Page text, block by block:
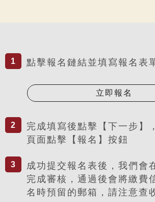
1 點擊報名鏈結並填寫報名表
立即報名
2
完成填寫後點擊【下一步】
頁面點擊【報名】按鈕
3
成功提交報名表後，我們會
完成審核，通過後​​會將繳費
名時預留的郵箱，請注意查